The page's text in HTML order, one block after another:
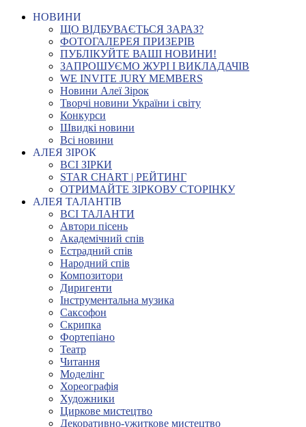
НОВИНИ
ЩО ВІДБУВАЄТЬСЯ ЗАРАЗ?
ФОТОГАЛЕРЕЯ ПРИЗЕРІВ
ПУБЛІКУЙТЕ ВАШІ НОВИНИ!
ЗАПРОШУЄМО ЖУРІ І ВИКЛАДАЧІВ
WE INVITE JURY MEMBERS
Новини Алеї Зірок
Творчі новини України і світу
Конкурси
Швидкі новини
Всі новини
АЛЕЯ ЗІРОК
ВСІ ЗІРКИ
STAR CHART | РЕЙТИНГ
ОТРИМАЙТЕ ЗІРКОВУ СТОРІНКУ
АЛЕЯ ТАЛАНТІВ
ВСІ ТАЛАНТИ
Автори пісень
Академічний спів
Естрадний спів
Народний спів
Композитори
Диригенти
Інструментальна музика
Саксофон
Скрипка
Фортепіано
Театр
Читання
Моделінг
Хореографія
Художники
Циркове мистецтво
Декоративно-ужиткове мистецтво